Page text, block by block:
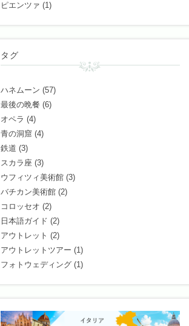
ピエンツァ (1)
タグ
ハネムーン (57)
最後の晩餐 (6)
オペラ (4)
青の洞窟(4)
鉄道 (3)
スカラ座(3)
ウフィツィ美術館(3)
バチカン美術館(2)
コロッセオ (2)
日本語ガイド (2)
アウトレット (2)
アウトレットツアー (1)
フォトウェディング(1)